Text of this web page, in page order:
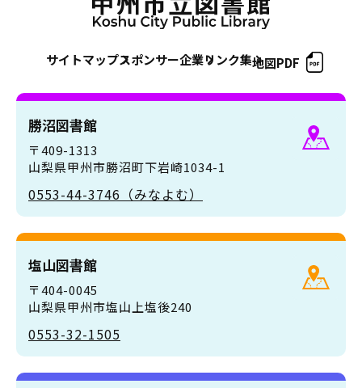
サイトマップスポンサー企業リンク集地図PDF
勝沼図書館
〒409-1313
山梨県甲州市勝沼町下岩崎1034-1
0553-44-3746（みなよむ）
塩山図書館
〒404-0045
山梨県甲州市塩山上塩後240
0553-32-1505